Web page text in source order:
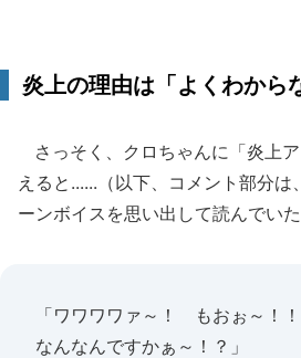
炎上の理由は「よくわから
さっそく、クロちゃんに「炎上
えると......（以下、コメント部分は
ーンボイスを思い出して読んでい
「ワワワワァ～！ もおぉ～
なんなんですかぁ～！？」